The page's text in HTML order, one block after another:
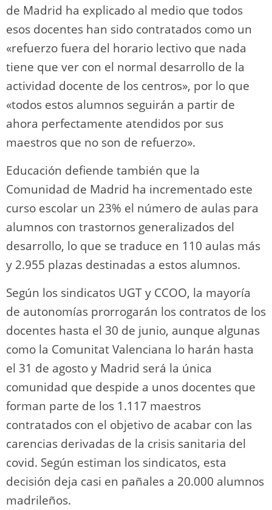
de Madrid ha explicado al medio que todos
esos docentes han sido contratados como un
«refuerzo fuera del horario lectivo que nada
tiene que ver con el normal desarrollo de la
actividad docente de los centros», por lo que
«todos estos alumnos seguirán a partir de
ahora perfectamente atendidos por sus
maestros que no son de refuerzo».
Educación defiende también que la
Comunidad de Madrid ha incrementado este
curso escolar un 23% el número de aulas para
alumnos con trastornos generalizados del
desarrollo, lo que se traduce en 110 aulas más
y 2.955 plazas destinadas a estos alumnos.
Según los sindicatos UGT y CCOO, la mayoría
de autonomías prorrogarán los contratos de los
docentes hasta el 30 de junio, aunque algunas
como la Comunitat Valenciana lo harán hasta
el 31 de agosto y Madrid será la única
comunidad que despide a unos docentes que
forman parte de los 1.117 maestros
contratados con el objetivo de acabar con las
carencias derivadas de la crisis sanitaria del
covid. Según estiman los sindicatos, esta
decisión deja casi en pañales a 20.000 alumnos
madrileños.